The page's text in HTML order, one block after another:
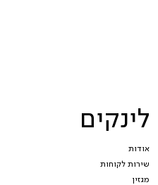
לינקים
אודות
שירות לקוחות
מגזין